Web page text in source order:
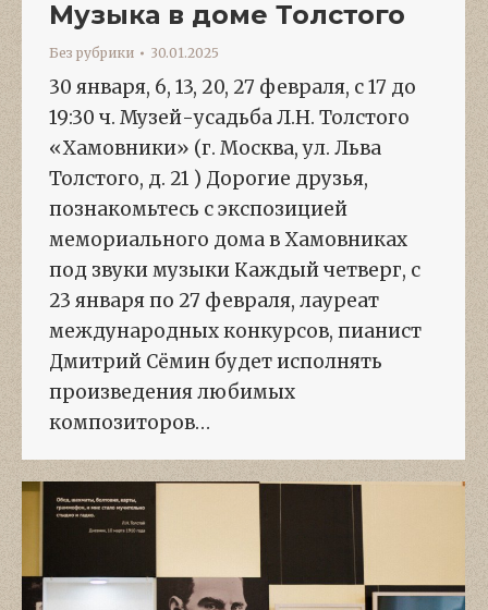
Музыка в доме Толстого
Без рубрики 30.01.2025
30 января, 6, 13, 20, 27 февраля, с 17 до
19:30 ч. Музей-усадьба Л.Н. Толстого
«Хамовники» (г. Москва, ул. Льва
Толстого, д. 21 ) Дорогие друзья,
познакомьтесь с экспозицией
мемориального дома в Хамовниках
под звуки музыки Каждый четверг, с
23 января по 27 февраля, лауреат
международных конкурсов, пианист
Дмитрий Сёмин будет исполнять
произведения любимых
композиторов…